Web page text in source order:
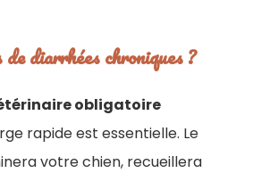
diarrhées chroniques ?
obligatoire
rapide est essentielle. Le
votre chien, recueillera